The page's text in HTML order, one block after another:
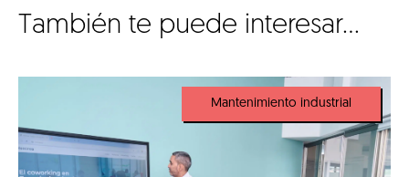
También te puede interesar...
Mantenimiento industrial